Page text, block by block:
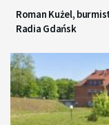
Roman Kużel,
Radia Gdańsk